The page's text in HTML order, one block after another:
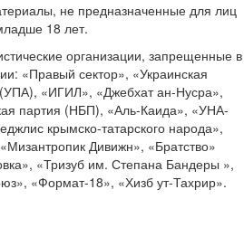
не предназначенные для лиц
18 лет.
организации, запрещенные в
«Правый сектор», «Украинская
«ИГИЛ», «Джебхат ан-Нусра»,
партия (НБП), «Аль-Каида», «УНА-
крымско-татарского народа»,
Дивижн», «Братство»
«Тризуб им. Степана Бандеры »,
«Формат-18», «Хизб ут-Тахрир».